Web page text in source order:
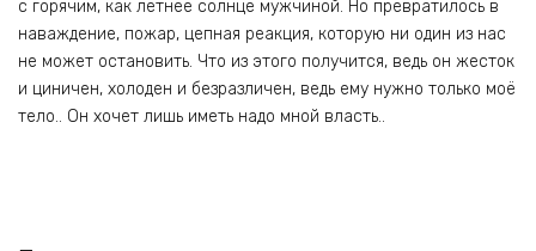
с горячим, как летнее солнце мужчиной. Но превратилось в
наваждение, пожар, цепная реакция, которую ни один из нас
не может остановить. Что из этого получится, ведь он жесток
и циничен, холоден и безразличен, ведь ему нужно только моё
тело.. Он хочет лишь иметь надо мной власть..